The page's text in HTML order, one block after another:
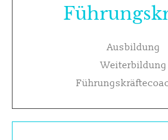
Ausbildung
Weiterbildung